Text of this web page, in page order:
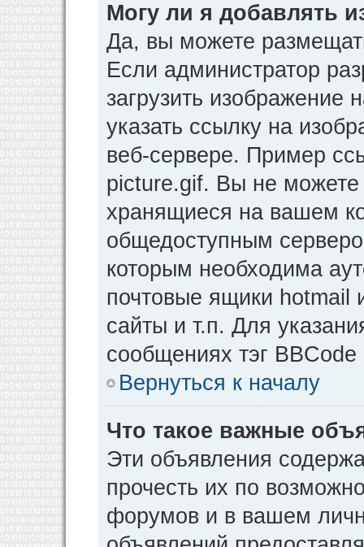
Могу ли я добавлять
Да, вы можете
Если администратор
загрузить
указать ссылку на
веб-сервере. Пример
picture.gif. Вы не можете
хранящиеся на вашем
общедоступным
которым необходима
почтовые ящики
сайты и т.п. Для
сообщениях тэг BBCode
Вернуться к началу
Что такое важные
Эти объявления
прочесть их по
форумов и в вашем